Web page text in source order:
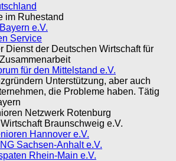
im Ruhestand
e.V.
Service
Dienst der Deutschen Wirtschaft für
für den Mittelstand e.V.
Unterstützung, aber auch
die Probleme haben. Tätig
Netzwerk Rotenburg
Braunschweig e.V.
Hannover e.V.
Sachsen-Anhalt e.V.
Rhein-Main e.V.